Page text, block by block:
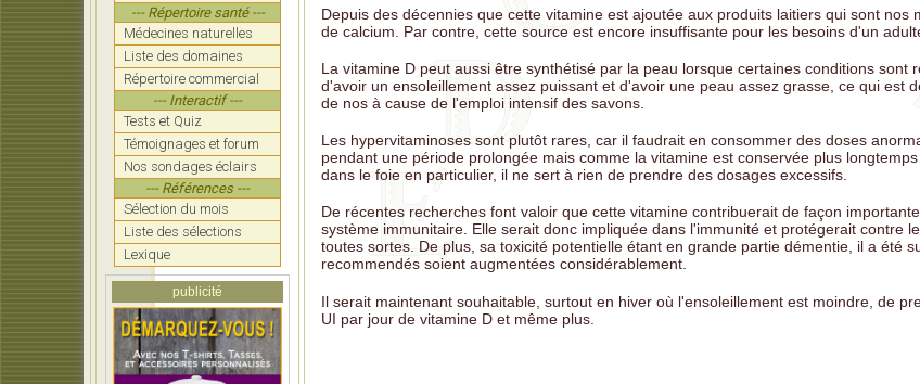
--- Répertoire santé ---
Médecines naturelles
Liste des domaines
Répertoire commercial
--- Interactif ---
Tests et Quiz
Témoignages et forum
Nos sondages éclairs
--- Références ---
Sélection du mois
Liste des sélections
Lexique
publicité
Depuis des décennies que cette vitamine est ajoutée aux produits laitiers qui sont nos
de calcium. Par contre, cette source est encore insuffisante pour les besoins d'un
La vitamine D peut aussi être synthétisé par la peau lorsque certaines conditions sont
d'avoir un ensoleillement assez puissant et d'avoir une peau assez grasse, ce qui est
de nos à cause de l'emploi intensif des savons.
Les hypervitaminoses sont plutôt rares, car il faudrait en consommer des doses
pendant une période prolongée mais comme la vitamine est conservée plus
dans le foie en particulier, il ne sert à rien de prendre des dosages excessifs.
De récentes recherches font valoir que cette vitamine contribuerait de façon
système immunitaire. Elle serait donc impliquée dans l'immunité et protégerait contre
toutes sortes. De plus, sa toxicité potentielle étant en grande partie démentie, il a été
recommendés soient augmentées considérablement.
Il serait maintenant souhaitable, surtout en hiver où l'ensoleillement est moindre, de
UI par jour de vitamine D et même plus.